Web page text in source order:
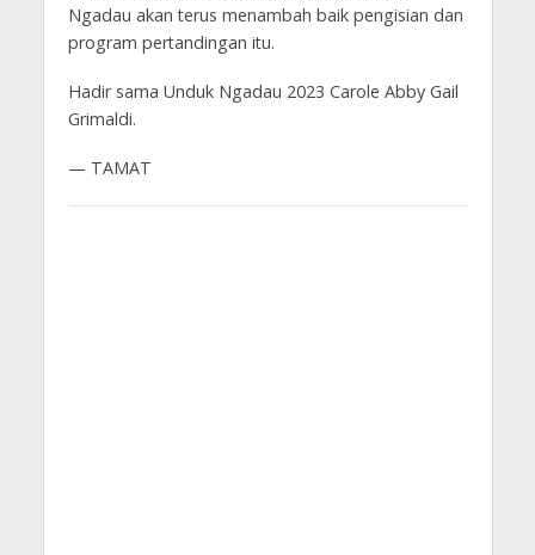
Ngadau akan terus menambah baik pengisian dan
program pertandingan itu.
Hadir sama Unduk Ngadau 2023 Carole Abby Gail
Grimaldi.
— TAMAT